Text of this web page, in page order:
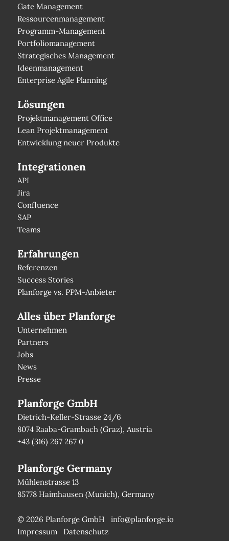
Gate Management
Ressourcenmanagement
Programm-Management
Portfoliomanagement
Strategisches Management
Ideenmanagement
Enterprise Agile Planning
Lösungen
Projektmanagement Office
Lean Projektmanagement
Entwicklung neuer Produkte
Integrationen
API
Jira
Confluence
SAP
Teams
Erfahrungen
Referenzen
Success Stories
Planforge vs. PPM-Anbieter
Alles über Planforge
Unternehmen
Partners
Jobs
News
Presse
Planforge GmbH
Dietrich-Keller-Strasse 24/6
8074 Raaba-Grambach (Graz), Austria
+43 (316) 267 267 0
Planforge Germany
Mühlenstrasse 13
85778 Haimhausen (Munich), Germany
© 2026 Planforge GmbH info@planforge.io
Impressum
Datenschutz